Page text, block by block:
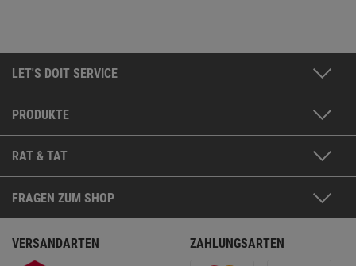
LET'S DOIT SERVICE
PRODUKTE
RAT & TAT
FRAGEN ZUM SHOP
VERSANDARTEN ZAHLUNGSARTEN